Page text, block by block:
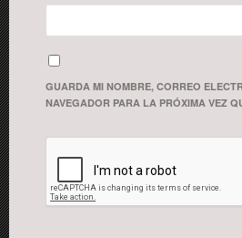
GUARDA MI NOMBRE, CORREO
NAVEGADOR PARA LA PRÓXIMA VEZ